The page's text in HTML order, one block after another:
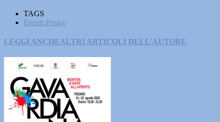
TAGS
Eventi Pesaro
LEGGI ANCHEALTRI ARTICOLI DELL'AUTORE